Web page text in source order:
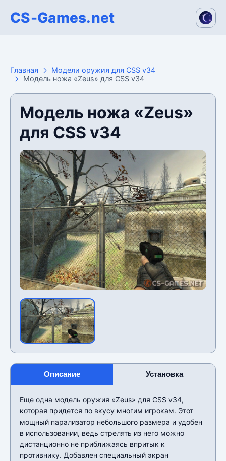
CS-Games.net
Главная
Модели оружия для CSS v34
Модель ножа «Zeus» для CSS v34
Модель ножа «Zeus»
для CSS v34
Описание Установка
Еще одна модель оружия «Zeus» для CSS v34,
которая придется по вкусу многим игрокам. Этот
мощный парализатор небольшого размера и удобен
в использовании, ведь стрелять из него можно
дистанционно не приближаясь впритык к
противнику. Добавлен специальный экран